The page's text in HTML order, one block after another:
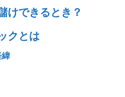
けできるとき？
クとは
緯